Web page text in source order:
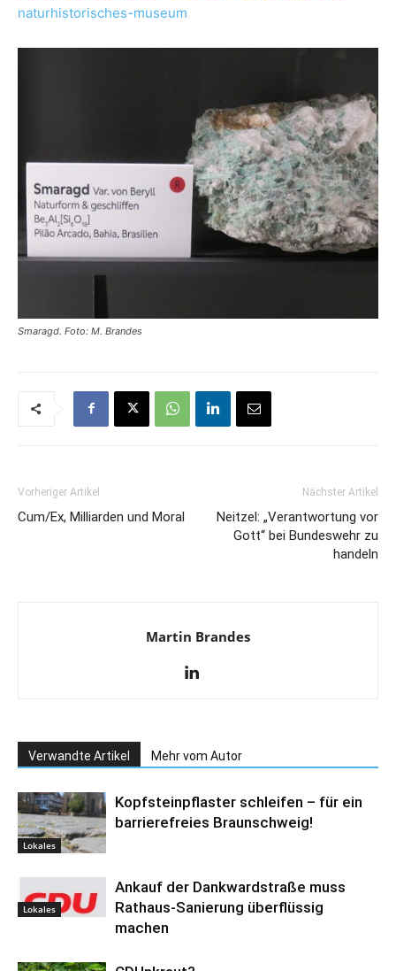
naturhistorisches-museum
Smaragd. Foto: M. Brandes
Vorheriger Artikel
Cum/Ex, Milliarden und Moral
Nächster Artikel
Neitzel: „Verantwortung vor
Gott“ bei Bundeswehr zu
handeln
Martin Brandes
Verwandte Artikel Mehr vom Autor
Lokales
Kopfsteinpflaster schleifen – für ein
barrierefreies Braunschweig!
Lokales
Ankauf der Dankwardstraße muss
Rathaus-Sanierung überflüssig
machen